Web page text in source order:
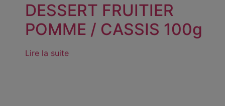
DESSERT FRUITIER
POMME / CASSIS 100g
Lire la suite